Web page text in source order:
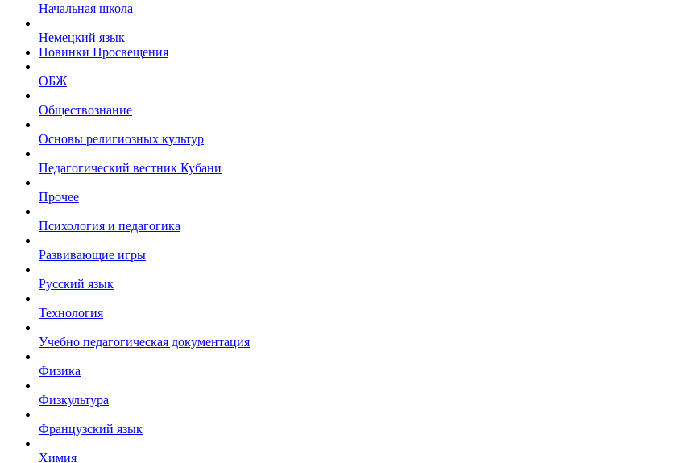
Начальная школа
Немецкий язык
Новинки Просвещения
ОБЖ
Обществознание
Основы религиозных культур
Педагогический вестник Кубани
Прочее
Психология и педагогика
Развивающие игры
Русский язык
Технология
Учебно педагогическая документация
Физика
Физкультура
Французский язык
Химия